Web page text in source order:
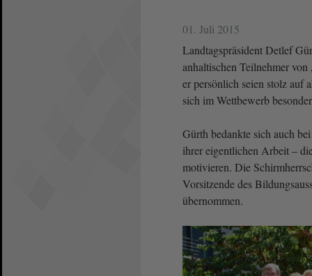
01. Juli 2015
Landtagspräsident Detlef
anhaltischen Teilnehmer von
er persönlich seien stolz auf
sich im Wettbewerb
Gürth bedankte sich auch
ihrer eigentlichen Arbeit –
motivieren. Die
Vorsitzende des
übernommen.